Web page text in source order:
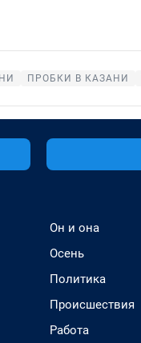
ПРОБКИ В КАЗАНИ
Он и она
Осень
Политика
Происшествия
Работа